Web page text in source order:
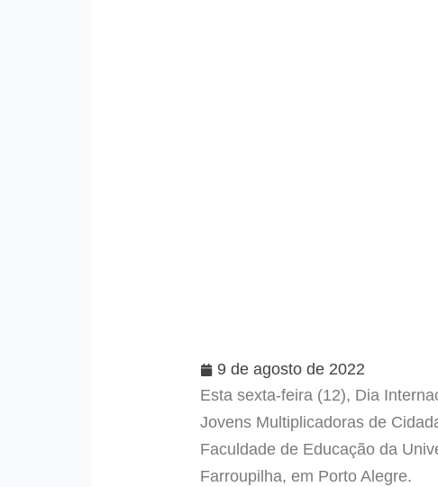
9 de agosto de 2022
Esta sexta-feira (12), Dia
Jovens Multiplicadoras de
Faculdade de Educação da
Farroupilha, em Porto Alegre.